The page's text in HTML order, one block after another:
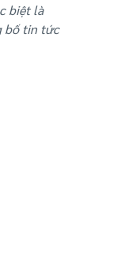
biệt là
bố tin tức